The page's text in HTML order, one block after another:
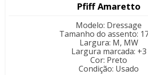
Pfiff Amaretto
Modelo: Dressage
Tamanho do assento:
Largura: M, MW
Largura marcada: +3
Cor: Preto
Condição: Usado